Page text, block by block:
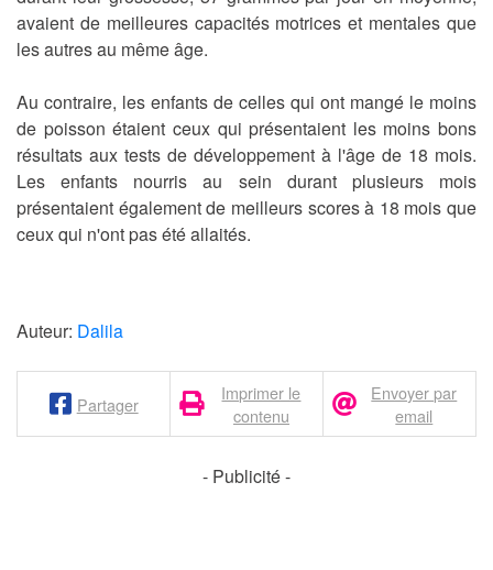
avaient de meilleures capacités motrices et mentales que
les autres au même âge.
Au contraire, les enfants de celles qui ont mangé le moins
de poisson étaient ceux qui présentaient les moins bons
résultats aux tests de développement à l'âge de 18 mois.
Les enfants nourris au sein durant plusieurs mois
présentaient également de meilleurs scores à 18 mois que
ceux qui n'ont pas été allaités.
Auteur: Dalila
Partager
Imprimer le
contenu
Envoyer par
email
- Publicité -